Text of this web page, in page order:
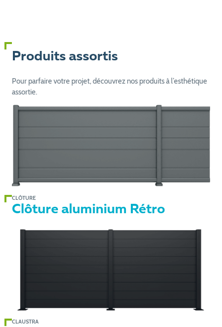
Produits assortis
Pour parfaire votre projet, découvrez nos produits à l’esthétique
assortie.
CLÔTURE
Clôture aluminium Rétro
CLAUSTRA